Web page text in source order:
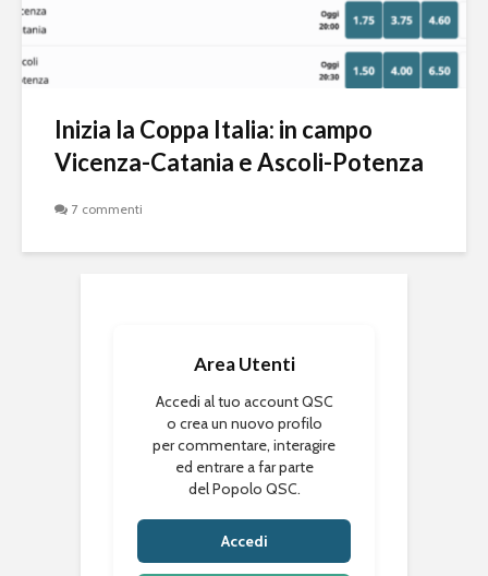
Inizia la Coppa Italia: in campo
Vicenza-Catania e Ascoli-Potenza
7 commenti
Area Utenti
Accedi al tuo account QSC
o crea un nuovo profilo
per commentare, interagire
ed entrare a far parte
del Popolo QSC.
Accedi